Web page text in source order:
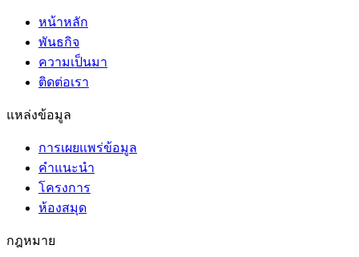
หน้าหลัก
พันธกิจ
ความเป็นมา
ติดต่อเรา
แหล่งข้อมูล
การเผยแพร่ข้อมูล
คำแนะนำ
โครงการ
ห้องสมุด
กฎหมาย